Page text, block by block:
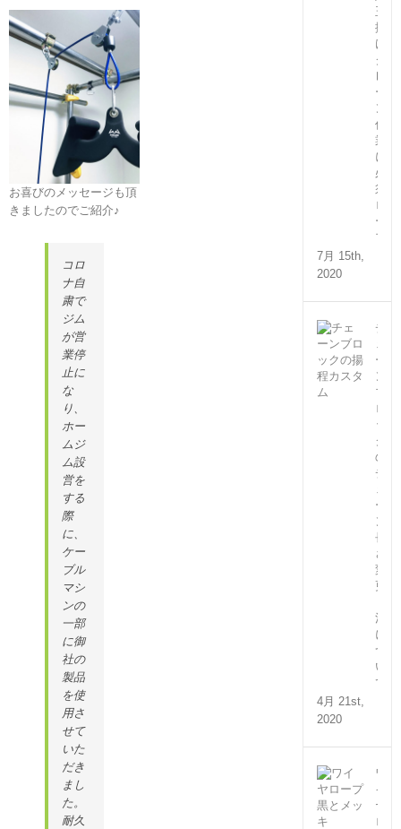
お喜びのメッセージも頂
きましたのでご紹介♪
コロ
ナ自
粛で
ジム
が営
業停
止に
な
り、
ホー
ムジ
ム設
営を
する
際
に、
ケー
ブル
マシ
ンの
一部
に御
社の
製品
を使
用さ
せて
いた
だき
まし
た。
耐久
玉
掛
け・
ク
レ
ー
ン
作
業
に
必
須
ロ
ー
プ
7月 15th,
2020
チ
ー
ン
ブ
ロ
ッ
ク
の
チ
ー
ン
長
さ
変
更
注）
に
つ
い
て
4月 21st,
2020
ワ
イ
ヤ
ロ